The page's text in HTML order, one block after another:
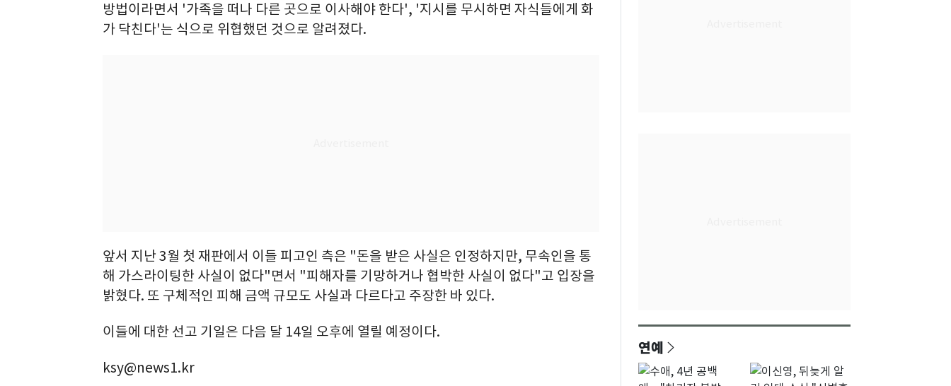
방법이라면서 '가족을 떠나 다른 곳으로 이사해야 한다', '지시를 무시하면 자식들에게 화
가 닥친다'는 식으로 위협했던 것으로 알려졌다.
앞서 지난 3월 첫 재판에서 이들 피고인 측은 "돈을 받은 사실은 인정하지만, 무속인을 통
해 가스라이팅한 사실이 없다"면서 "피해자를 기망하거나 협박한 사실이 없다"고 입장을
밝혔다. 또 구체적인 피해 금액 규모도 사실과 다르다고 주장한 바 있다.
이들에 대한 선고 기일은 다음 달 14일 오후에 열릴 예정이다.
ksy@news1.kr
연예